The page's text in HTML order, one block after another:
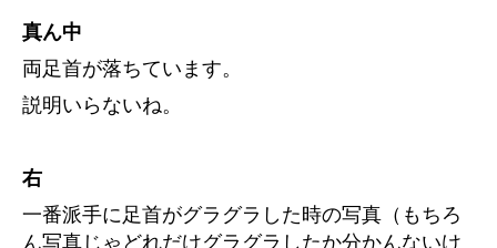
真ん中
両足首が落ちています。
説明いらないね。
右
一番派手に足首がグラグラした時の写真（もちろ